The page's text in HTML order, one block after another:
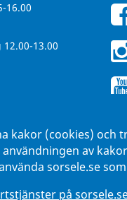
kakor (cookies) och
av
sorsele.se
på
16.00
13.00